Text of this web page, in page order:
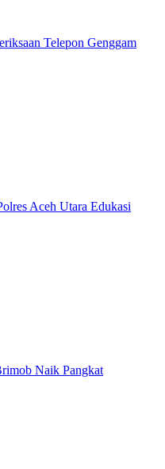
Telepon Genggam
Aceh Utara Edukasi
Naik Pangkat